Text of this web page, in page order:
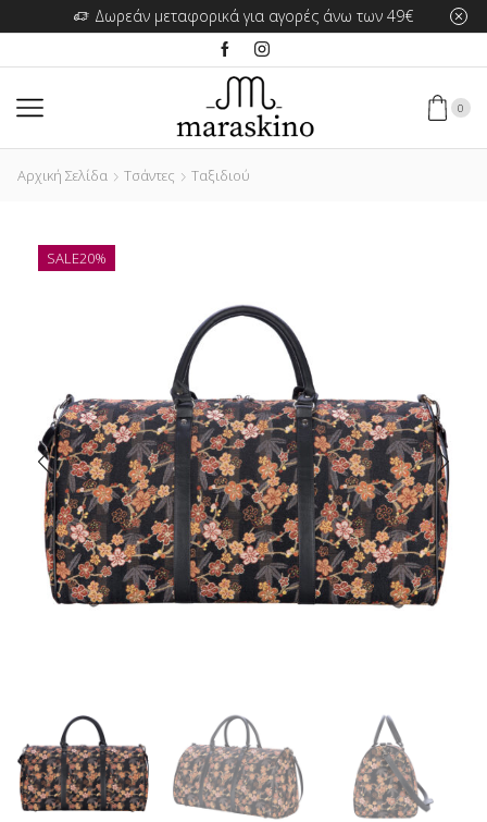
Δωρεάν μεταφορικά για αγορές άνω των 49€
0
Αρχική Σελίδα Τσάντες Ταξιδιού
SALE20%